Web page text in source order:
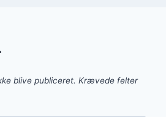
blive publiceret. Krævede felter